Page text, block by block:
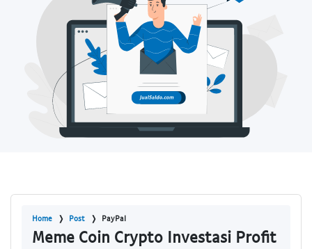
Home Post PayPal
Meme Coin Crypto Investasi Profit